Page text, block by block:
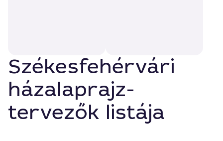
Székesfehérvári
házalaprajz-
tervezők listája